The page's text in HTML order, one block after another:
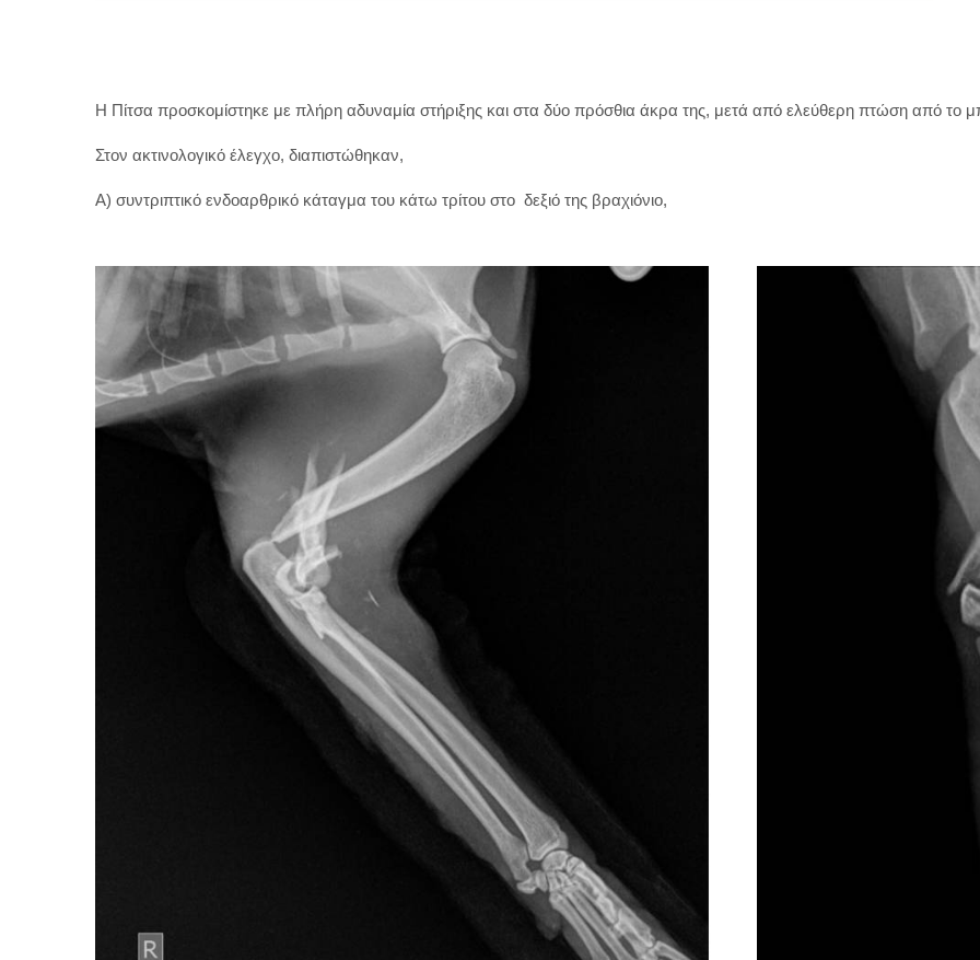
Η Πίτσα προσκομίστηκε με πλήρη αδυναμία στήριξης και στα δύο πρόσθια άκρα της, μετά από ελεύθερη πτώση από το
Στον ακτινολογικό έλεγχο, διαπιστώθηκαν,
Α) συντριπτικό ενδοαρθρικό κάταγμα του κάτω τρίτου στο δεξιό της βραχιόνιο,